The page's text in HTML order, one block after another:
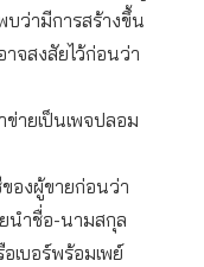
บว่ามีการสร้างขึ้น
จสงสัยไว้ก่อนว่า
ายเป็นเพจปลอม
องผู้ขายก่อนว่า
นำชื่อ-นามสกุล
เบอร์พร้อมเพย์